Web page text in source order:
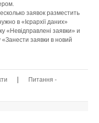
заявок разместить
в «Ієрархії даних»
«Невідправлені заявки» и
заявки в новий
|
Питання -